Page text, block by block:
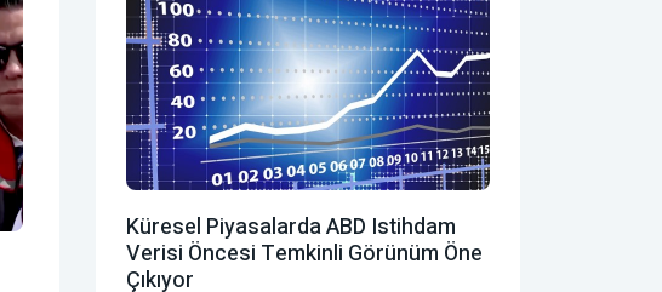
Küresel Piyasalarda ABD Istihdam
Verisi Öncesi Temkinli Görünüm Öne
Çıkıyor